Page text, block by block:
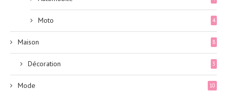
Moto 4
Maison 8
Décoration 3
Mode 10